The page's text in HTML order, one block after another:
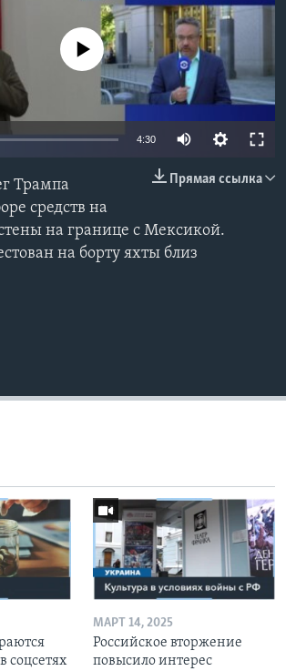
source currently available
4:30
Прямая ссылка
Трампа
средств на
на границе с Мексикой.
на борту яхты близ
соцсетях
МАРТ 14, 2025
Российское вторжение
повысило интерес